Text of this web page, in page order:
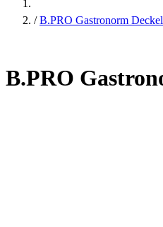
/ B.PRO Gastronorm
B.PRO